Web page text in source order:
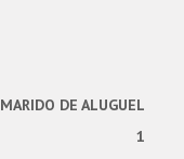
MARIDO DE ALUGUEL
1